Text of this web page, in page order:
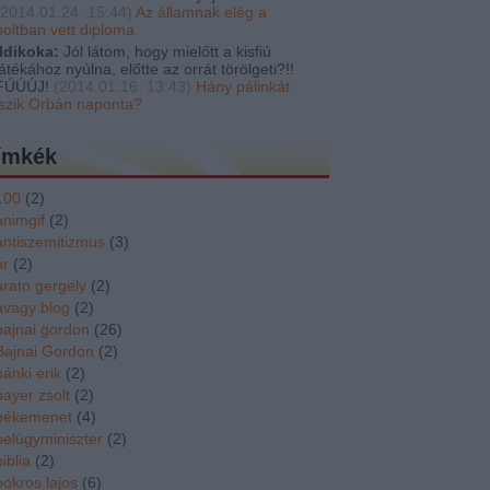
Az államnak elég a
vett diploma
Jól látom, hogy mielőtt a kisfiú
nyúlna, előtte az orrát törölgeti?!!
Hány pálinkát
Orbán naponta?
(2)
(2)
(3)
(2)
gergely (2)
blog (2)
gordon (26)
Gordon (2)
erik (2)
zsolt (2)
(4)
(2)
(2)
lajos (6)